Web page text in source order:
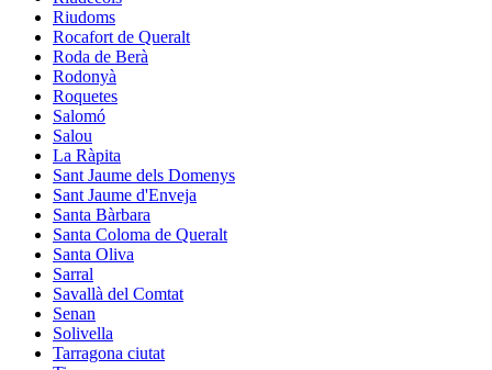
Riudoms
Rocafort de Queralt
Roda de Berà
Rodonyà
Roquetes
Salomó
Salou
La Ràpita
Sant Jaume dels Domenys
Sant Jaume d'Enveja
Santa Bàrbara
Santa Coloma de Queralt
Santa Oliva
Sarral
Savallà del Comtat
Senan
Solivella
Tarragona ciutat